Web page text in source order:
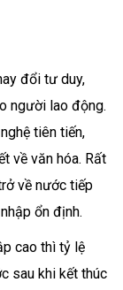
đổi tư duy,
người lao động.
tiên tiến,
về văn hóa. Rất
về nước tiếp
ổn định.
cao thì tỷ lệ
sau khi kết thúc